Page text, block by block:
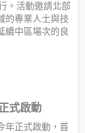
。活動邀請北部
的專業人士與技
續中區場次的良
式啟動
年正式啟動，首